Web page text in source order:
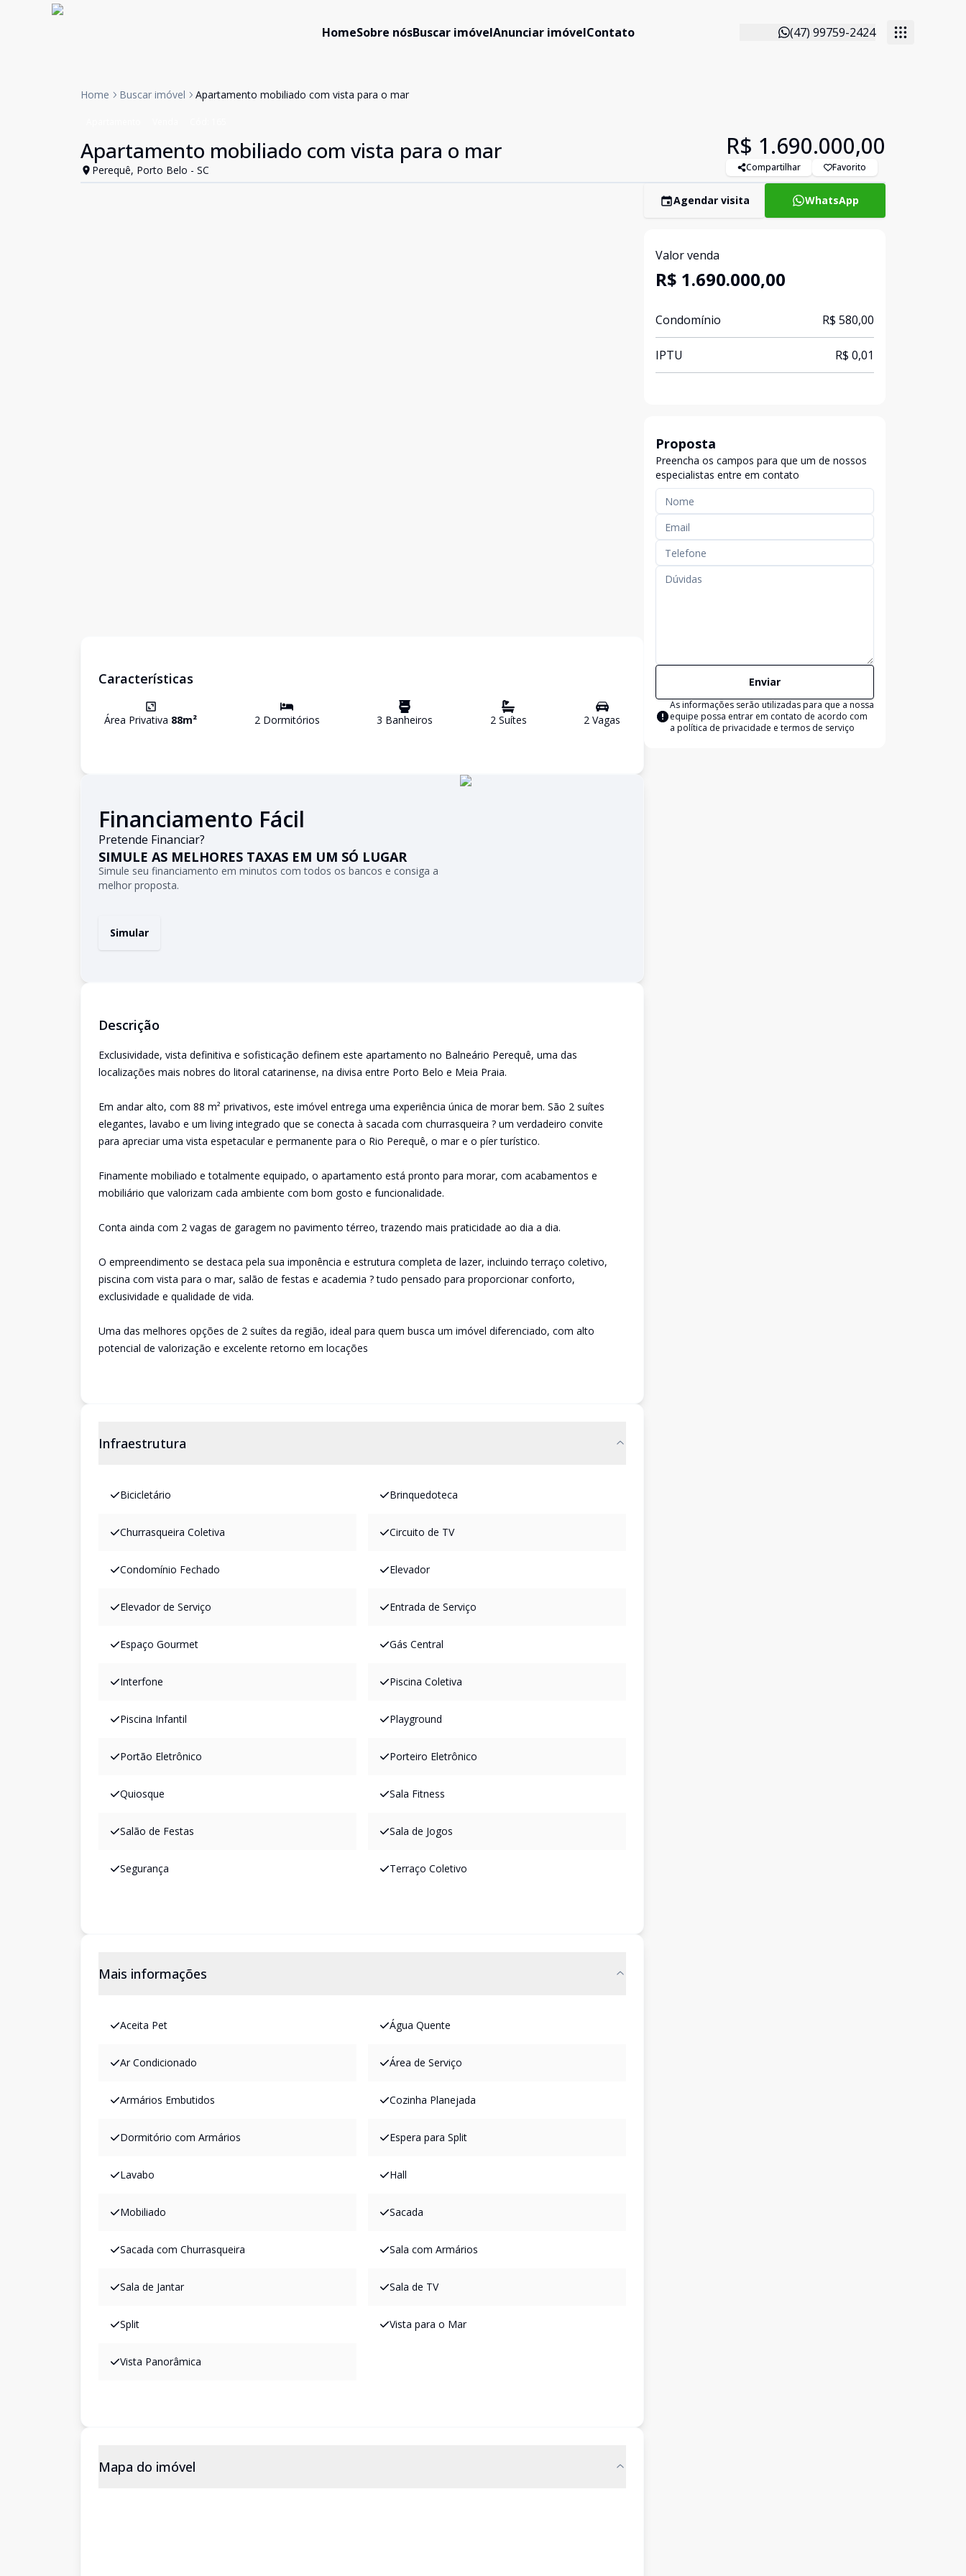
HomeSobre nósBuscar imóvelAnunciar imóvelContato (47) 99759-2424
Home Buscar imóvel Apartamento mobiliado com vista para o mar
Apartamento mobiliado com vista para o mar
Perequê, Porto Belo - SC
R$ 1.690.000,00
Compartilhar Favorito
Características
Área Privativa 88m² 2Dormitórios 3 Banheiros 2Suítes 2 Vagas
Financiamento Fácil
Pretende Financiar?
SIMULE AS MELHORES TAXAS EM UM SÓ LUGAR
Simule seu financiamento em minutos com todos os bancos e consiga a
melhor proposta.
Simular
Descrição
Exclusividade, vista definitiva e sofisticação definem este apartamento no Balneário Perequê, uma das
localizações mais nobres do litoral catarinense, na divisa entre Porto Belo e Meia Praia.
Em andar alto, com 88 m² privativos, este imóvel entrega uma experiência única de morar bem. São 2 suítes
elegantes, lavabo e um living integrado que se conecta à sacada com churrasqueira ? um verdadeiro convite
para apreciar uma vista espetacular e permanente para o Rio Perequê, o mar e o píer turístico.
Finamente mobiliado e totalmente equipado, o apartamento está pronto para morar, com acabamentos e
mobiliário que valorizam cada ambiente com bom gosto e funcionalidade.
Conta ainda com 2 vagas de garagem no pavimento térreo, trazendo mais praticidade ao dia a dia.
O empreendimento se destaca pela sua imponência e estrutura completa de lazer, incluindo terraço coletivo,
piscina com vista para o mar, salão de festas e academia ? tudo pensado para proporcionar conforto,
exclusividade e qualidade de vida.
Uma das melhores opções de 2 suítes da região, ideal para quem busca um imóvel diferenciado, com alto
potencial de valorização e excelente retorno em locações
Infraestrutura
Bicicletário Brinquedoteca
Churrasqueira Coletiva Circuito de TV
Condomínio Fechado Elevador
Elevador de Serviço Entrada de Serviço
Espaço Gourmet Gás Central
Interfone Piscina Coletiva
Piscina Infantil Playground
Portão Eletrônico Porteiro Eletrônico
Quiosque Sala Fitness
Salão de Festas Sala de Jogos
Segurança Terraço Coletivo
Mais informações
Aceita Pet Água Quente
Ar Condicionado Área de Serviço
Armários Embutidos Cozinha Planejada
Dormitório com Armários Espera para Split
Lavabo Hall
Mobiliado Sacada
Sacada com Churrasqueira Sala com Armários
Sala de Jantar Sala de TV
Split Vista para o Mar
Vista Panorâmica
Mapa do imóvel
Agendar visita WhatsApp
Valor venda
R$ 1.690.000,00
Condomínio R$ 580,00
IPTU R$ 0,01
Proposta
Preencha os campos para que um de nossos
especialistas entre em contato
Enviar
As informações serão utilizadas para que a nossa
equipe possa entrar em contato de acordo com
a política de privacidade e termos de serviço